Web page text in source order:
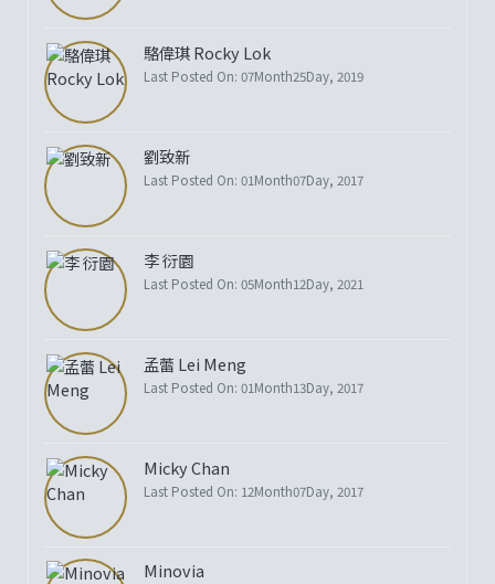
駱偉琪 Rocky Lok
Last Posted On: 07Month25Day, 2019
劉致新
Last Posted On: 01Month07Day, 2017
李 衍園
Last Posted On: 05Month12Day, 2021
孟蕾 Lei Meng
Last Posted On: 01Month13Day, 2017
Micky Chan
Last Posted On: 12Month07Day, 2017
Minovia